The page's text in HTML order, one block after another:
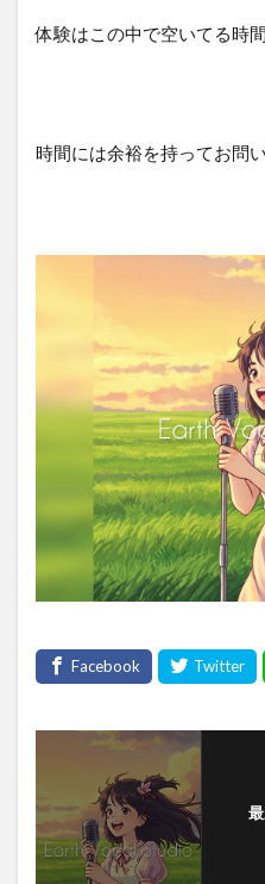
体験はこの中で空いてる時
時間には余裕を持ってお問